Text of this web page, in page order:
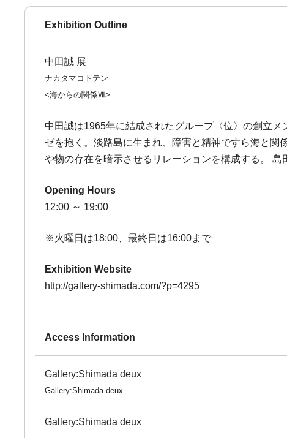
Exhibition Outline
中田誠 展
ナカタマコトテン
<海からの関係Ⅶ>
中田誠は1965年に結成されたグループ〈位〉の創立
ゼを抱く。淡路島に生まれ、障害と精神ですら海と関
や物の存在を暗示させるリレーションを構成する。 島
Opening Hours
12:00 ～ 19:00
※火曜日は18:00、最終日は16:00まで
Exhibition Website
http://gallery-shimada.com/?p=4295
Access Information
Gallery:Shimada deux
Gallery:Shimada deux
Gallery:Shimada deux